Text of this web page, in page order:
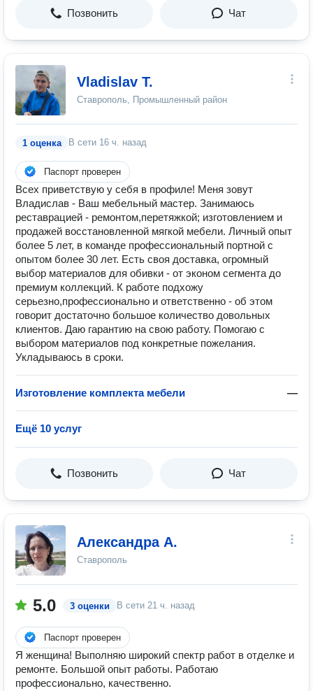
Позвонить Чат
Vladislav T.
Ставрополь, Промышленный район
1 оценка В сети 16 ч. назад
Паспорт проверен
Всех приветствую у себя в профиле! Меня зовут
Владислав - Ваш мебельный мастер. Занимаюсь
реставрацией - ремонтом,перетяжкой; изготовлением и
продажей восстановленной мягкой мебели. Личный опыт
более 5 лет, в команде профессиональный портной с
опытом более 30 лет. Есть своя доставка, огромный
выбор материалов для обивки - от эконом сегмента до
премиум коллекций. К работе подхожу
серьезно,профессионально и ответственно - об этом
говорит достаточно большое количество довольных
клиентов. Даю гарантию на свою работу. Помогаю с
выбором материалов под конкретные пожелания.
Укладываюсь в сроки.
Изготовление комплекта мебели —
Ещё 10 услуг
Позвонить Чат
Александра А.
Ставрополь
5.0 3 оценки В сети 21 ч. назад
Паспорт проверен
Я женщина! Выполняю широкий спектр работ в отделке и
ремонте. Большой опыт работы. Работаю
профессионально, качественно.